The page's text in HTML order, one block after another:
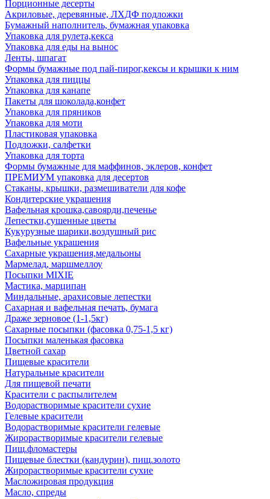
Порционные десерты
Акриловые, деревянные, ЛХДФ подложки
Бумажный наполнитель, бумажная упаковка
Упаковка для рулета,кекса
Упаковка для еды на вынос
Ленты, шпагат
Формы бумажные под пай-пирог,кексы и крышки к ним
Упаковка для пиццы
Упаковка для канапе
Пакеты для шоколада,конфет
Упаковка для пряников
Упаковка для моти
Пластиковая упаковка
Подложки, салфетки
Упаковка для торта
Формы бумажные для маффинов, эклеров, конфет
ПРЕМИУМ упаковка для десертов
Стаканы, крышки, размешиватели для кофе
Кондитерские украшения
Вафельная крошка,савоярди,печенье
Лепестки,сушенные цветы
Кукурузные шарики,воздушный рис
Вафельные украшения
Сахарные украшения,медальоны
Мармелад, маршмеллоу
Посыпки MIXIE
Мастика, марципан
Миндальные, арахисовые лепестки
Сахарная и вафельная печать, бумага
Драже зерновое (1-1,5кг)
Сахарные посыпки (фасовка 0,75-1,5 кг)
Посыпки маленькая фасовка
Цветной сахар
Пищевые красители
Натуральные красители
Для пищевой печати
Красители с распылителем
Водорастворимые красители сухие
Гелевые красители
Водорастворимые красители гелевые
Жирорастворимые красители гелевые
Пищ.фломастеры
Пищевые блестки (кандурин), пищ.золото
Жирорастворимые красители сухие
Масложировая продукция
Масло, спреды